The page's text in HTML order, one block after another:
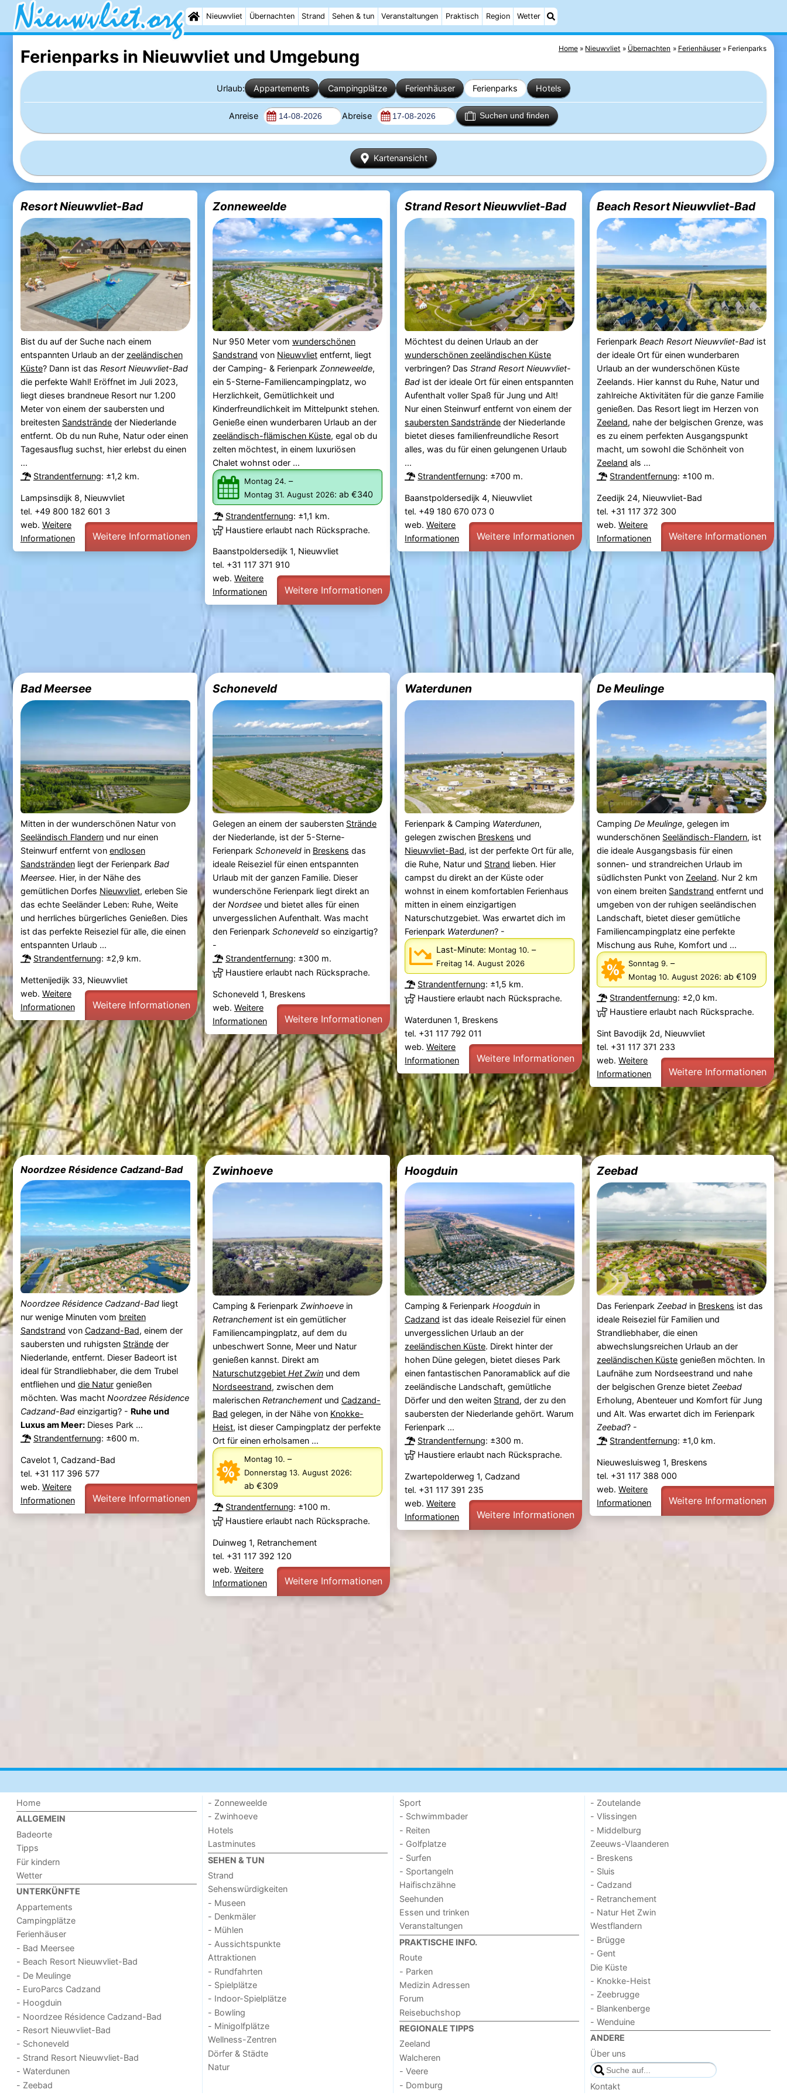
Nieuwvliet Übernachten Strand Sehen & tun Veranstaltungen Praktisch Region Wetter
Home Nieuwvliet Übernachten Ferienhäuser Ferienparks
Ferienparks in Nieuwvlietund Umgebung
Urlaub: Appartements Campingplätze Ferienhäuser Ferienparks Hotels
Anreise Abreise Suchen und finden
Kartenansicht
Resort Nieuwvliet-Bad
Bist du auf der Suche nach einem
entspannten Urlaub an der zeeländischen
Küste? Dann ist das Resort Nieuwvliet-Bad
die perfekte Wahl! Eröffnet im Juli 2023,
liegt dieses brandneue Resort nur 1.200
Meter von einem der saubersten und
breitesten Sandsträndeder Niederlande
entfernt. Ob du nun Ruhe, Natur oder einen
Tagesausflug suchst, hier erlebst du einen
...
Strandentfernung: ±1,2 km.
Lampsinsdijk 8, Nieuwvliet
tel. +49 800 182 601 3
web. Weitere
Informationen
Weitere Informationen
Zonneweelde
Nur 950 Meter vom wunderschönen
Sandstrand von Nieuwvlietentfernt, liegt
der Camping- & Ferienpark Zonneweelde,
ein 5-Sterne-Familiencampingplatz, wo
Herzlichkeit, Gemütlichkeit und
Kinderfreundlichkeit im Mittelpunkt stehen.
Genieße einen wunderbaren Urlaub an der
zeeländisch-flämischen Küste, egal ob du
zelten möchtest, in einem luxuriösen
Chalet wohnst oder ...
Montag 24. –
Montag 31. August 2026: ab €340
Strandentfernung: ±1,1 km.
Haustiere erlaubt nach Rücksprache.
Baanstpoldersedijk 1, Nieuwvliet
tel. +31 117 371 910
web. Weitere
Informationen
Weitere Informationen
Strand Resort Nieuwvliet-Bad
Möchtest du deinen Urlaub an der
wunderschönen zeeländischen Küste
verbringen? DasStrand Resort Nieuwvliet-
Bad ist der ideale Ort für einen entspannten
Aufenthalt voller Spaß für Jung und Alt!
Nur einen Steinwurf entfernt von einem der
saubersten Sandstrände der Niederlande
bietet dieses familienfreundliche Resort
alles, was du für einen gelungenen Urlaub
...
Strandentfernung: ±700 m.
Baanstpoldersedijk 4, Nieuwvliet
tel. +49 180 670 073 0
web.Weitere
Informationen
Weitere Informationen
Beach Resort Nieuwvliet-Bad
FerienparkBeach Resort Nieuwvliet-Bad ist
der ideale Ort für einen wunderbaren
Urlaub an der wunderschönen Küste
Zeelands. Hier kannst du Ruhe, Natur und
zahlreiche Aktivitäten für die ganze Familie
genießen. Das Resort liegt im Herzen von
Zeeland, nahe der belgischen Grenze, was
es zu einem perfekten Ausgangspunkt
macht, um sowohl die Schönheit von
Zeeland als ...
Strandentfernung: ±100 m.
Zeedijk 24, Nieuwvliet-Bad
tel. +31 117 372 300
web.Weitere
Informationen
Weitere Informationen
Bad Meersee
Mitten in der wunderschönen Natur von
Seeländisch Flandernund nur einen
Steinwurf entfernt von endlosen
Sandsträndenliegt der Ferienpark Bad
Meersee. Hier, in der Nähe des
gemütlichen Dorfes Nieuwvliet, erleben Sie
das echte Seeländer Leben: Ruhe, Weite
und herrliches bürgerliches Genießen. Dies
ist das perfekte Reiseziel für alle, die einen
entspannten Urlaub ...
Strandentfernung: ±2,9 km.
Mettenijedijk 33, Nieuwvliet
web. Weitere
Informationen
Weitere Informationen
Schoneveld
Gelegen an einem der saubersten Strände
der Niederlande, ist der 5-Sterne-
Ferienpark Schoneveldin Breskens das
ideale Reiseziel für einen entspannten
Urlaub mit der ganzen Familie. Dieser
wunderschöne Ferienpark liegt direkt an
der Nordseeund bietet alles für einen
unvergesslichen Aufenthalt. Was macht
den Ferienpark Schoneveldso einzigartig?
-
Strandentfernung: ±300 m.
Haustiere erlaubt nach Rücksprache.
Schoneveld 1, Breskens
web. Weitere
Informationen
Weitere Informationen
Waterdunen
Ferienpark & Camping Waterdunen,
gelegen zwischen Breskens und
Nieuwvliet-Bad, ist der perfekte Ort für alle,
die Ruhe, Natur und Strand lieben. Hier
campst du direkt an der Küste oder
wohnst in einem komfortablen Ferienhaus
mitten in einem einzigartigen
Naturschutzgebiet. Was erwartet dich im
Ferienpark Waterdunen? -
Last-Minute: Montag 10. –
Freitag 14. August 2026
Strandentfernung: ±1,5 km.
Haustiere erlaubt nach Rücksprache.
Waterdunen 1, Breskens
tel. +31 117 792 011
web.Weitere
Informationen
Weitere Informationen
De Meulinge
CampingDe Meulinge, gelegen im
wunderschönen Seeländisch-Flandern, ist
die ideale Ausgangsbasis für einen
sonnen- und strandreichen Urlaub im
südlichsten Punkt vonZeeland. Nur 2 km
von einem breiten Sandstrand entfernt und
umgeben von der ruhigen seeländischen
Landschaft, bietet dieser gemütliche
Familiencampingplatz eine perfekte
Mischung aus Ruhe, Komfort und ...
Sonntag 9. –
Montag 10. August 2026:ab €109
Strandentfernung: ±2,0 km.
Haustiere erlaubt nach Rücksprache.
Sint Bavodijk 2d, Nieuwvliet
tel. +31 117 371 233
web.Weitere
Informationen
Weitere Informationen
Noordzee Résidence Cadzand-Bad
Noordzee Résidence Cadzand-Badliegt
nur wenige Minuten vom breiten
Sandstrand von Cadzand-Bad, einem der
saubersten und ruhigsten Strändeder
Niederlande, entfernt. Dieser Badeort ist
ideal für Strandliebhaber, die dem Trubel
entfliehen und die Naturgenießen
möchten. Was macht Noordzee Résidence
Cadzand-Badeinzigartig? - Ruhe und
Luxus am Meer:Dieses Park ...
Strandentfernung: ±600 m.
Cavelot 1, Cadzand-Bad
tel. +31 117 396 577
web. Weitere
Informationen
Weitere Informationen
Zwinhoeve
Camping & Ferienpark Zwinhoevein
Retranchementist ein gemütlicher
Familiencampingplatz, auf dem du
unbeschwert Sonne, Meer und Natur
genießen kannst. Direkt am
Naturschutzgebiet Het Zwinund dem
Nordseestrand, zwischen dem
malerischen Retranchementund Cadzand-
Bad gelegen, in der Nähe von Knokke-
Heist, ist dieser Campingplatz der perfekte
Ort für einen erholsamen ...
Montag 10. –
Donnerstag 13. August 2026:
ab €309
Strandentfernung: ±100 m.
Haustiere erlaubt nach Rücksprache.
Duinweg 1, Retranchement
tel. +31 117 392 120
web. Weitere
Informationen
Weitere Informationen
Hoogduin
Camping & FerienparkHoogduin in
Cadzand ist das ideale Reiseziel für einen
unvergesslichen Urlaub an der
zeeländischen Küste. Direkt hinter der
hohen Düne gelegen, bietet dieses Park
einen fantastischen Panoramablick auf die
zeeländische Landschaft, gemütliche
Dörfer und den weiten Strand, der zu den
saubersten der Niederlande gehört. Warum
Ferienpark ...
Strandentfernung: ±300 m.
Haustiere erlaubt nach Rücksprache.
Zwartepolderweg 1, Cadzand
tel. +31 117 391 235
web.Weitere
Informationen
Weitere Informationen
Zeebad
Das FerienparkZeebad in Breskens ist das
ideale Reiseziel für Familien und
Strandliebhaber, die einen
abwechslungsreichen Urlaub an der
zeeländischen Küste genießen möchten. In
Laufnähe zum Nordseestrand und nahe
der belgischen Grenze bietetZeebad
Erholung, Abenteuer und Komfort für Jung
und Alt. Was erwartet dich im Ferienpark
Zeebad? -
Strandentfernung: ±1,0 km.
Nieuwesluisweg 1, Breskens
tel. +31 117 388 000
web.Weitere
Informationen
Weitere Informationen
Home
ALLGEMEIN
Badeorte
Tipps
Für kindern
Wetter
UNTERKÜNFTE
Appartements
Campingplätze
Ferienhäuser
- Bad Meersee
- Beach Resort Nieuwvliet-Bad
- De Meulinge
- EuroParcs Cadzand
- Hoogduin
- Noordzee Résidence Cadzand-Bad
- Resort Nieuwvliet-Bad
- Schoneveld
- Strand Resort Nieuwvliet-Bad
- Waterdunen
- Zeebad
- Zonneweelde
- Zwinhoeve
Hotels
Lastminutes
SEHEN & TUN
Strand
Sehenswürdigkeiten
- Museen
- Denkmäler
- Mühlen
- Aussichtspunkte
Attraktionen
- Rundfahrten
- Spielplätze
- Indoor-Spielplätze
- Bowling
- Minigolfplätze
Wellness-Zentren
Dörfer & Städte
Natur
Sport
- Schwimmbader
- Reiten
- Golfplatze
- Surfen
- Sportangeln
Haifischzähne
Seehunden
Essen und trinken
Veranstaltungen
PRAKTISCHE INFO.
Route
- Parken
Medizin Adressen
Forum
Reisebuchshop
REGIONALE TIPPS
Zeeland
Walcheren
- Veere
- Domburg
- Zoutelande
- Vlissingen
- Middelburg
Zeeuws-Vlaanderen
- Breskens
- Sluis
- Cadzand
- Retranchement
- Natur Het Zwin
Westflandern
- Brügge
- Gent
Die Küste
- Knokke-Heist
- Zeebrugge
- Blankenberge
- Wenduine
ANDERE
Über uns
Kontakt